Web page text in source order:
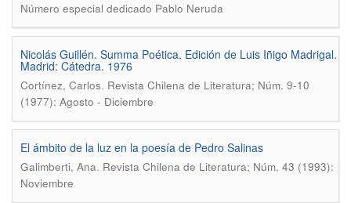
Número especial dedicado Pablo Neruda
Nicolás Guillén. Summa Poética. Edición de Luis Iñigo Madrigal.
Madrid: Cátedra. 1976
Cortínez, Carlos. Revista Chilena de Literatura; Núm. 9-10
(1977): Agosto - Diciembre
El ámbito de la luz en la poesía de Pedro Salinas
Galimberti, Ana. Revista Chilena de Literatura; Núm. 43 (1993):
Noviembre